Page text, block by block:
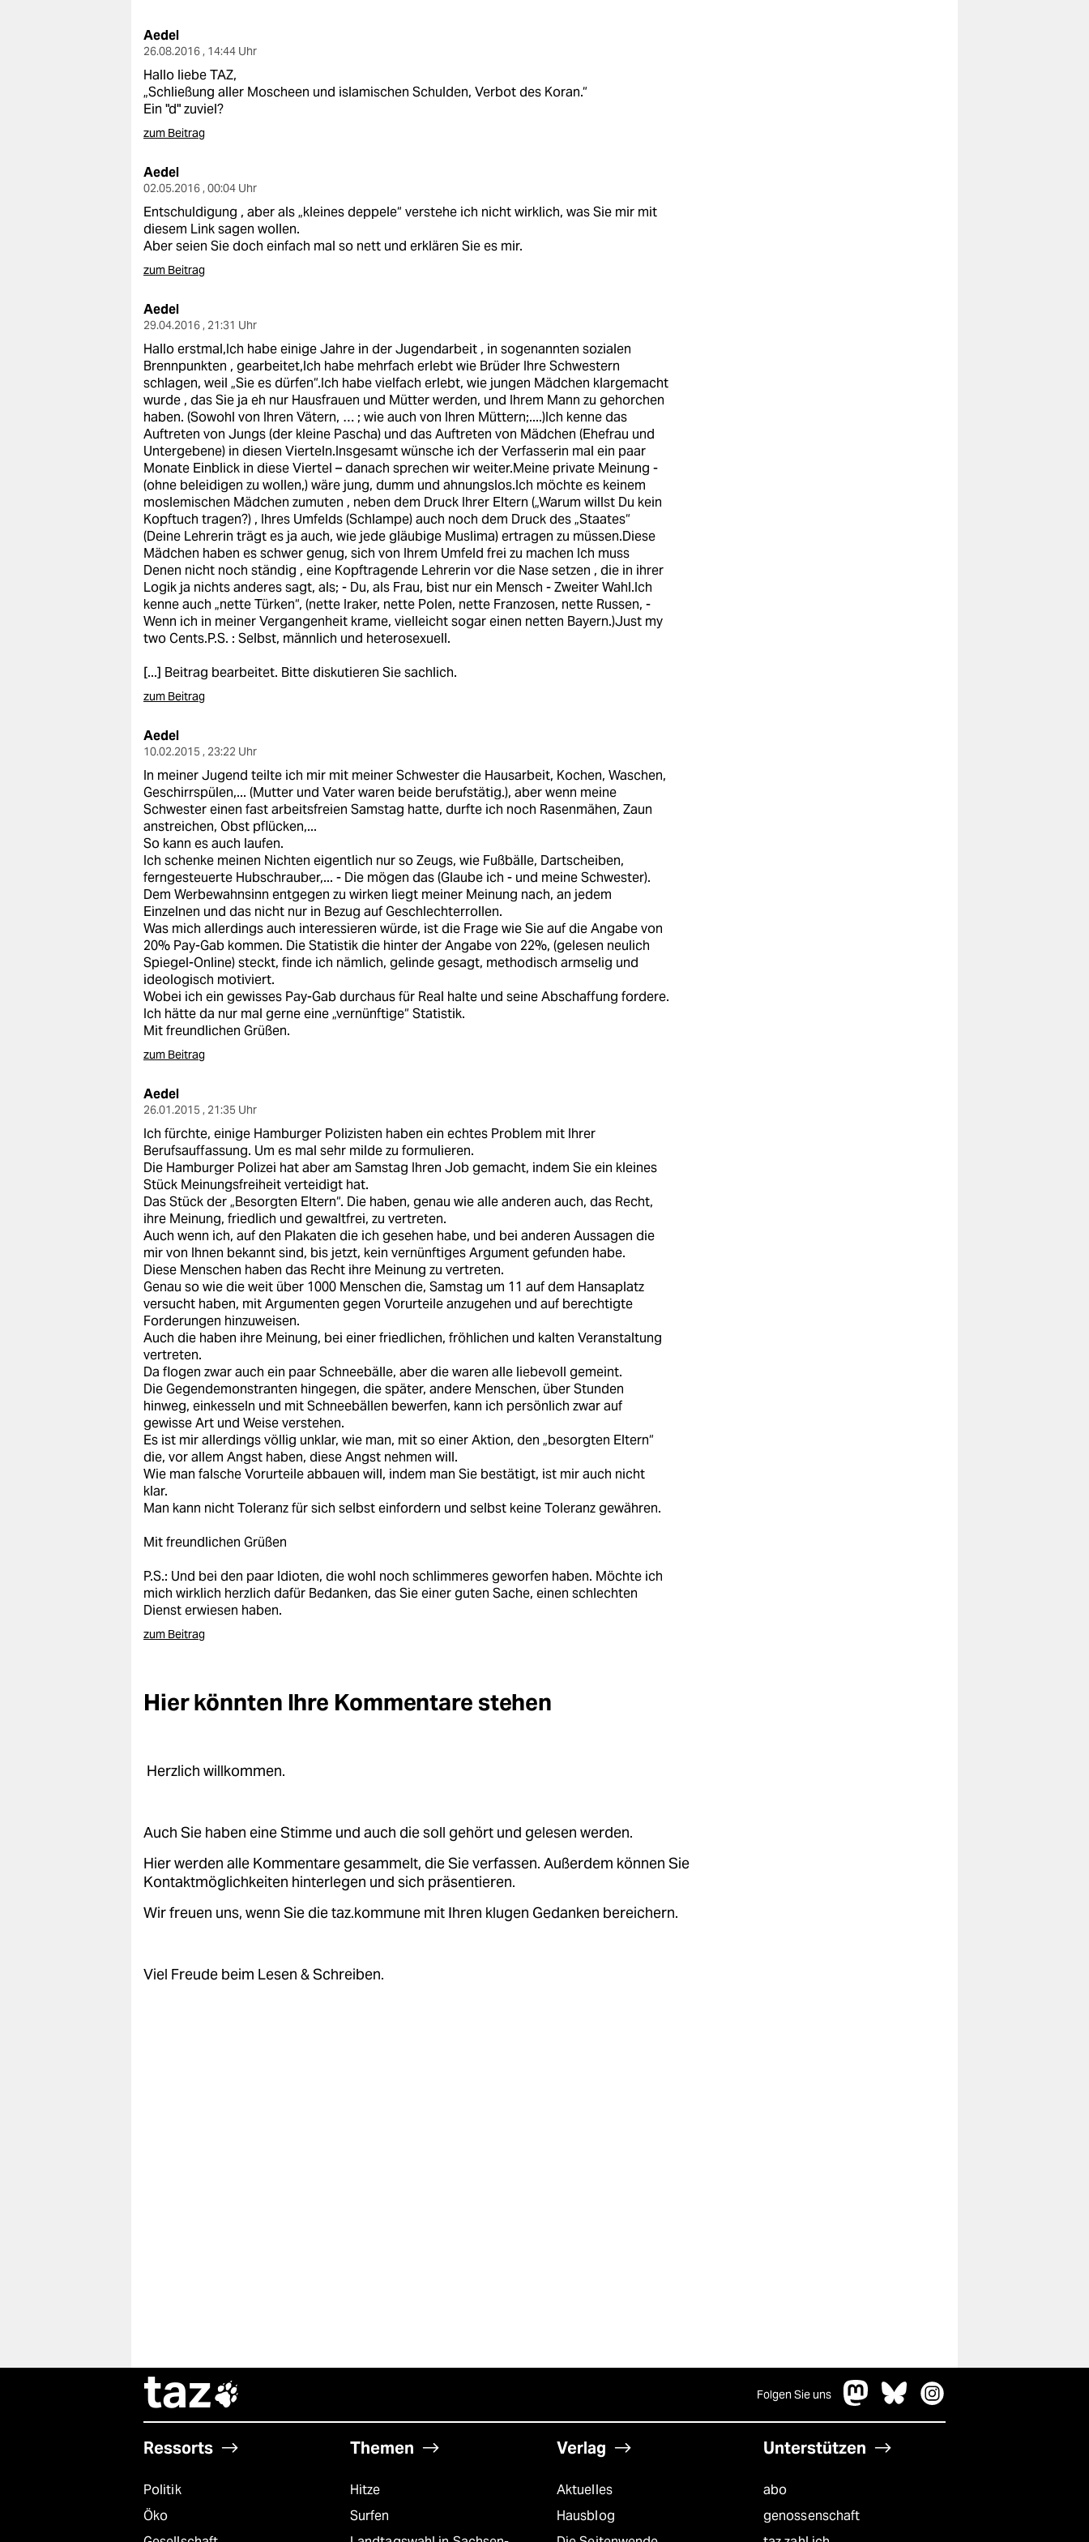
nord
wahrheit
verlag
verlag
veranstaltungen
shop
fragen & hilfe
unterstützen
abo
genossenschaft
epaper login
Aedel
26.08.2016 , 14:44 Uhr
Hallo liebe TAZ,
„Schließung aller Moscheen und islamischen Schulden, Verbot des Koran.“
Ein "d" zuviel?
zum Beitrag
Aedel
02.05.2016 , 00:04 Uhr
Entschuldigung , aber als „kleines deppele“ verstehe ich nicht wirklich, was Sie mir mit
diesem Link sagen wollen.
Aber seien Sie doch einfach mal so nett und erklären Sie es mir.
zum Beitrag
Aedel
29.04.2016 , 21:31 Uhr
Hallo erstmal,Ich habe einige Jahre in der Jugendarbeit , in sogenannten sozialen
Brennpunkten , gearbeitet,Ich habe mehrfach erlebt wie Brüder Ihre Schwestern
schlagen, weil „Sie es dürfen“.Ich habe vielfach erlebt, wie jungen Mädchen klargemacht
wurde , das Sie ja eh nur Hausfrauen und Mütter werden, und Ihrem Mann zu gehorchen
haben. (Sowohl von Ihren Vätern, … ; wie auch von Ihren Müttern;....)Ich kenne das
Auftreten von Jungs (der kleine Pascha) und das Auftreten von Mädchen (Ehefrau und
Untergebene) in diesen Vierteln.Insgesamt wünsche ich der Verfasserin mal ein paar
Monate Einblick in diese Viertel – danach sprechen wir weiter.Meine private Meinung -
(ohne beleidigen zu wollen,) wäre jung, dumm und ahnungslos.Ich möchte es keinem
moslemischen Mädchen zumuten , neben dem Druck Ihrer Eltern („Warum willst Du kein
Kopftuch tragen?) , Ihres Umfelds (Schlampe) auch noch dem Druck des „Staates“
(Deine Lehrerin trägt es ja auch, wie jede gläubige Muslima) ertragen zu müssen.Diese
Mädchen haben es schwer genug, sich von Ihrem Umfeld frei zu machen Ich muss
Denen nicht noch ständig , eine Kopftragende Lehrerin vor die Nase setzen , die in ihrer
Logik ja nichts anderes sagt, als; - Du, als Frau, bist nur ein Mensch - Zweiter Wahl.Ich
kenne auch „nette Türken“, (nette Iraker, nette Polen, nette Franzosen, nette Russen, -
Wenn ich in meiner Vergangenheit krame, vielleicht sogar einen netten Bayern.)Just my
two Cents.P.S. : Selbst, männlich und heterosexuell.
[...] Beitrag bearbeitet. Bitte diskutieren Sie sachlich.
zum Beitrag
Aedel
10.02.2015 , 23:22 Uhr
In meiner Jugend teilte ich mir mit meiner Schwester die Hausarbeit, Kochen, Waschen,
Geschirrspülen,... (Mutter und Vater waren beide berufstätig.), aber wenn meine
Schwester einen fast arbeitsfreien Samstag hatte, durfte ich noch Rasenmähen, Zaun
anstreichen, Obst pflücken,...
So kann es auch laufen.
Ich schenke meinen Nichten eigentlich nur so Zeugs, wie Fußbälle, Dartscheiben,
ferngesteuerte Hubschrauber,... - Die mögen das (Glaube ich - und meine Schwester).
Dem Werbewahnsinn entgegen zu wirken liegt meiner Meinung nach, an jedem
Einzelnen und das nicht nur in Bezug auf Geschlechterrollen.
Was mich allerdings auch interessieren würde, ist die Frage wie Sie auf die Angabe von
20% Pay-Gab kommen. Die Statistik die hinter der Angabe von 22%, (gelesen neulich
Spiegel-Online) steckt, finde ich nämlich, gelinde gesagt, methodisch armselig und
ideologisch motiviert.
Wobei ich ein gewisses Pay-Gab durchaus für Real halte und seine Abschaffung fordere.
Ich hätte da nur mal gerne eine „vernünftige“ Statistik.
Mit freundlichen Grüßen.
zum Beitrag
Aedel
26.01.2015 , 21:35 Uhr
Ich fürchte, einige Hamburger Polizisten haben ein echtes Problem mit Ihrer
Berufsauffassung. Um es mal sehr milde zu formulieren.
Die Hamburger Polizei hat aber am Samstag Ihren Job gemacht, indem Sie ein kleines
Stück Meinungsfreiheit verteidigt hat.
Das Stück der „Besorgten Eltern“. Die haben, genau wie alle anderen auch, das Recht,
ihre Meinung, friedlich und gewaltfrei, zu vertreten.
Auch wenn ich, auf den Plakaten die ich gesehen habe, und bei anderen Aussagen die
mir von Ihnen bekannt sind, bis jetzt, kein vernünftiges Argument gefunden habe.
Diese Menschen haben das Recht ihre Meinung zu vertreten.
Genau so wie die weit über 1000 Menschen die, Samstag um 11 auf dem Hansaplatz
versucht haben, mit Argumenten gegen Vorurteile anzugehen und auf berechtigte
Forderungen hinzuweisen.
Auch die haben ihre Meinung, bei einer friedlichen, fröhlichen und kalten Veranstaltung
vertreten.
Da flogen zwar auch ein paar Schneebälle, aber die waren alle liebevoll gemeint.
Die Gegendemonstranten hingegen, die später, andere Menschen, über Stunden
hinweg, einkesseln und mit Schneebällen bewerfen, kann ich persönlich zwar auf
gewisse Art und Weise verstehen.
Es ist mir allerdings völlig unklar, wie man, mit so einer Aktion, den „besorgten Eltern“
die, vor allem Angst haben, diese Angst nehmen will.
Wie man falsche Vorurteile abbauen will, indem man Sie bestätigt, ist mir auch nicht
klar.
Man kann nicht Toleranz für sich selbst einfordern und selbst keine Toleranz gewähren.
Mit freundlichen Grüßen
P.S.: Und bei den paar Idioten, die wohl noch schlimmeres geworfen haben. Möchte ich
mich wirklich herzlich dafür Bedanken, das Sie einer guten Sache, einen schlechten
Dienst erwiesen haben.
zum Beitrag
Hier könnten Ihre Kommentare stehen
Herzlich willkommen.
Auch Sie haben eine Stimme und auch die soll gehört und gelesen werden.
Hier werden alle Kommentare gesammelt, die Sie verfassen. Außerdem können Sie
Kontaktmöglichkeiten hinterlegen und sich präsentieren.
Wir freuen uns, wenn Sie die taz.kommune mit Ihren klugen Gedanken bereichern.
Viel Freude beim Lesen & Schreiben.
taz Folgen Sie uns
Ressorts
Politik
Öko
Themen
Hitze
Surfen
Verlag
Aktuelles
Hausblog
Unterstützen
abo
genossenschaft